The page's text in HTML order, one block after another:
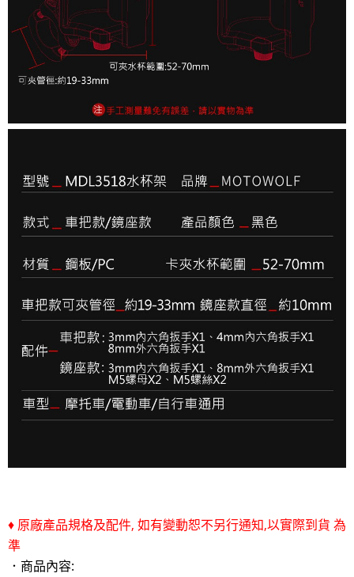
♦ 原廠產品規格及配件, 如有變動恕不另行通知,以實際到貨 為
準
．商品內容: